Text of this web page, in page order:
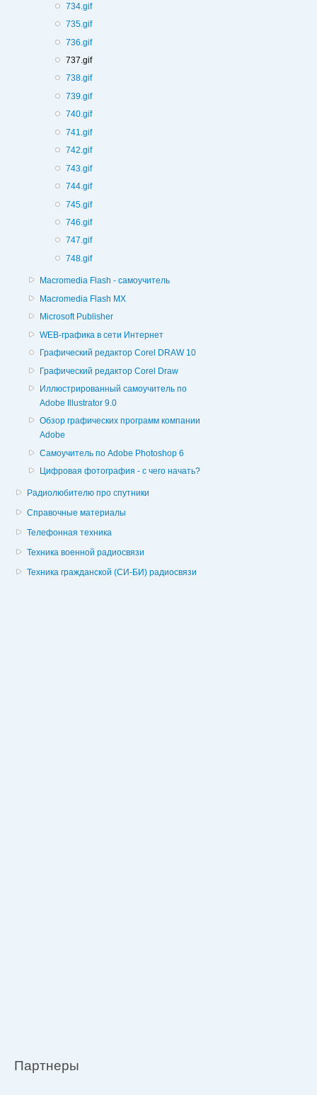
734.gif
735.gif
736.gif
737.gif
738.gif
739.gif
740.gif
741.gif
742.gif
743.gif
744.gif
745.gif
746.gif
747.gif
748.gif
Macromedia Flash - самоучитель
Macromedia Flash MX
Microsoft Publisher
WEB-графика в сети Интернет
Графический редактор Corel DRAW 10
Графический редактор Corel Draw
Иллюстрированный самоучитель по
Adobe Illustrator 9.0
Обзор графических программ компании
Adobe
Самоучитель по Adobe Photoshop 6
Цифровая фотография - с чего начать?
Радиолюбителю про спутники
Справочные материалы
Телефонная техника
Техника военной радиосвязи
Техника гражданской (СИ-БИ) радиосвязи
Партнеры